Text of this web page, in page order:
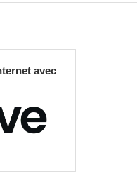
avec